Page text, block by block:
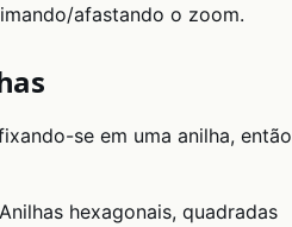
afastando o zoom.
se em uma anilha, então
Anilhas hexagonais, quadradas